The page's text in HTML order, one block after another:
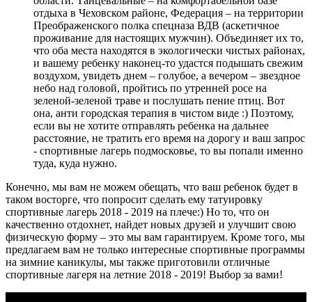
отдыха в Чеховском районе, Федерация – на территории
Преображенского полка спецназа ВДВ (аскетичное
проживание для настоящих мужчин). Объединяет их то,
что оба места находятся в экологически чистых районах,
и вашему ребенку наконец-то удастся подышать свежим
воздухом, увидеть днем – голубое, а вечером – звездное
небо над головой, пройтись по утренней росе на
зеленой-зеленой траве и послушать пение птиц. Вот
она, анти городская терапия в чистом виде :) Поэтому,
если вы не хотите отправлять ребенка на дальнее
расстояние, не тратить его время на дорогу и ваш запрос
- спортивные лагерь подмосковье, то вы попали именно
туда, куда нужно.
Конечно, мы вам не можем обещать, что ваш ребенок будет в
таком восторге, что попросит сделать ему татуировку
спортивные лагерь 2018 - 2019 на плече:) Но то, что он
качественно отдохнет, найдет новых друзей и улучшит свою
физическую форму – это мы вам гарантируем. Кроме того, мы
предлагаем вам не только интересные спортивные программы
на зимние каникулы, мы также приготовили отличные
спортивные лагеря на летние 2018 - 2019! Выбор за вами!